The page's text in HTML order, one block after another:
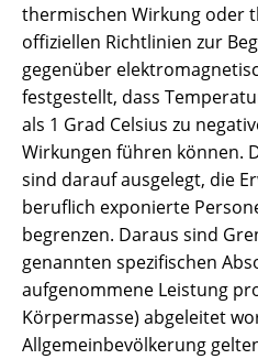
thermischen Wirkung oder
offiziellen Richtlinien zur
gegenüber
festgestellt, dass
als 1 Grad Celsius zu
Wirkungen führen können.
sind darauf ausgelegt, die
beruflich exponierte
begrenzen. Daraus sind
genannten spezifischen
aufgenommene Leistung
Körpermasse) abgeleitet
Allgemeinbevölkerung